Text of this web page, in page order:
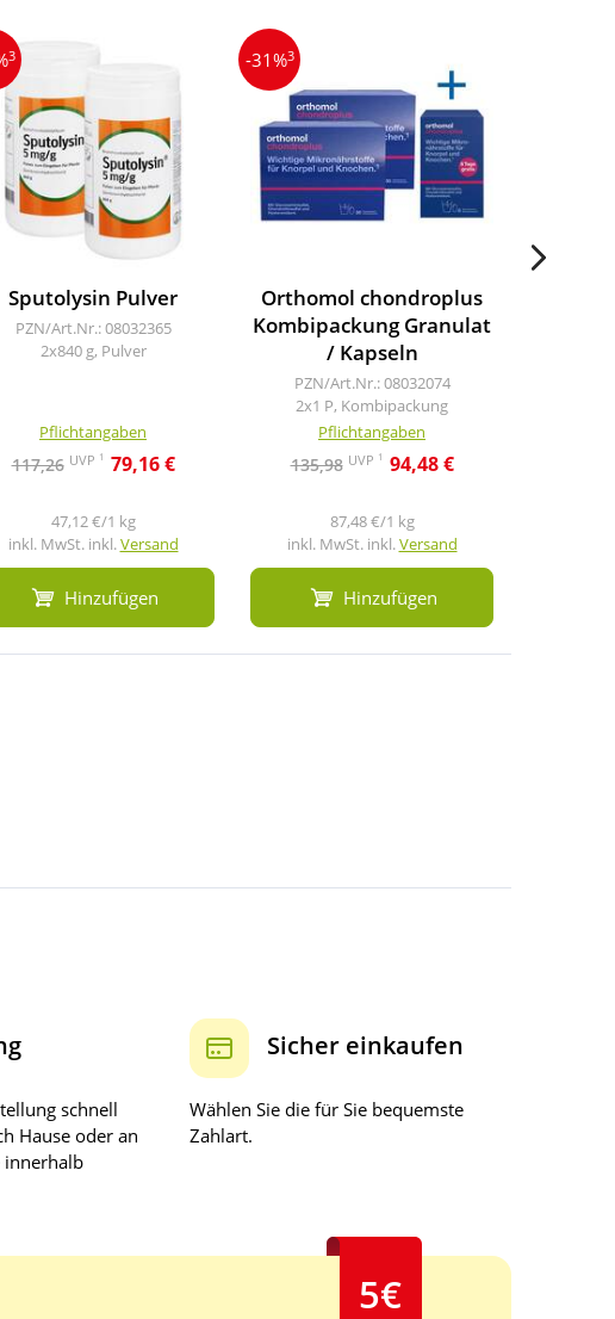
3
Sputolysin Pulver
PZN/Art.Nr.: 08032365
2x840 g, Pulver
Pflichtangaben
117,26 UVP 1 79,16 €
47,12 €/1 kg
inkl. MwSt. inkl.Versand
Hinzufügen
-31%3
Orthomol chondroplus
Kombipackung Granulat
/ Kapseln
PZN/Art.Nr.: 08032074
2x1 P, Kombipackung
Pflichtangaben
135,98 UVP 1 94,48 €
87,48 €/1 kg
inkl. MwSt. inkl.Versand
Hinzufügen
schnell
Hause oder an
innerhalb
Sicher einkaufen
Wählen Sie die für Sie bequemste
Zahlart.
5€